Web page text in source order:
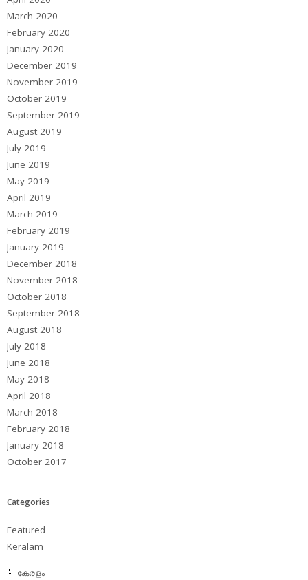
March 2020
February 2020
January 2020
December 2019
November 2019
October 2019
September 2019
August 2019
July 2019
June 2019
May 2019
April 2019
March 2019
February 2019
January 2019
December 2018
November 2018
October 2018
September 2018
August 2018
July 2018
June 2018
May 2018
April 2018
March 2018
February 2018
January 2018
October 2017
Categories
Featured
Keralam
കേരളം